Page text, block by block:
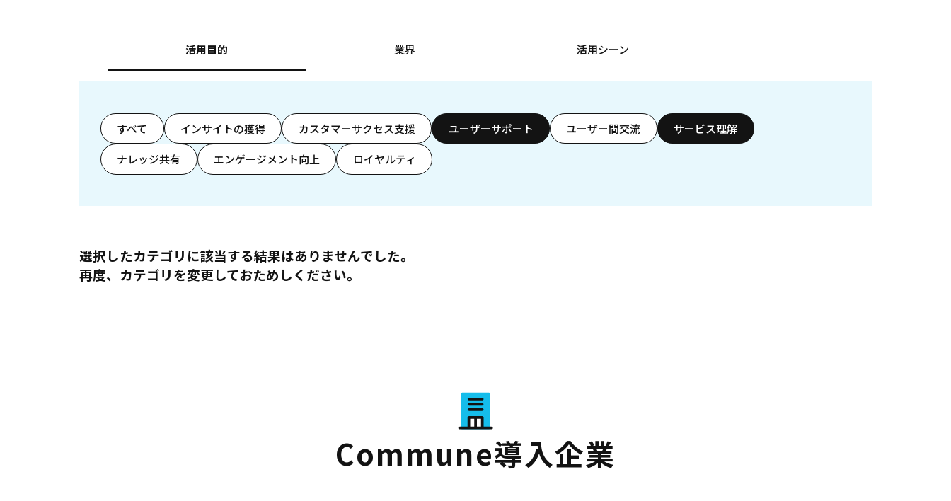
活用目的 業界 活用シーン
すべて インサイトの獲得 カスタマーサクセス支援 ユーザーサポート ユーザー間交流 サービス理解
ナレッジ共有 エンゲージメント向上 ロイヤルティ
選択したカテゴリに該当する結果はありませんでした。
再度、カテゴリを変更しておためしください。
Commune導入企業